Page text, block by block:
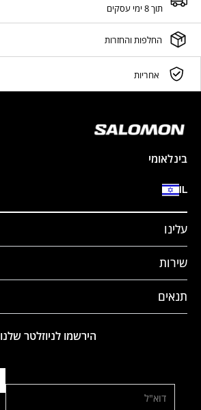
תוך 8 ימי עסקים
החלפות והחזרות
אחריות
בינלאומי
IL
עלינו
שירות
תנאים
הירשמו לניוזלטר שלנו